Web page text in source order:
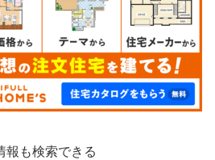
報も検索できる